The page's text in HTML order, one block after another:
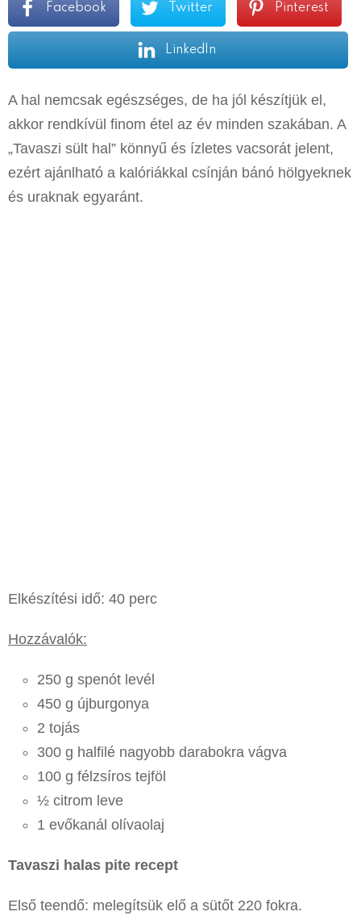
Facebook Twitter Pinterest
LinkedIn
A hal nemcsak egészséges, de ha jól készítjük el,
akkor rendkívül finom étel az év minden szakában. A
„Tavaszi sült hal” könnyű és ízletes vacsorát jelent,
ezért ajánlható a kalóriákkal csínján bánó hölgyeknek
és uraknak egyaránt.
Elkészítési idő: 40 perc
Hozzávalók:
250 g spenót levél
450 g újburgonya
2 tojás
300 g halfilé nagyobb darabokra vágva
100 g félzsíros tejföl
½ citrom leve
1 evőkanál olívaolaj
Tavaszi halas pite recept
Első teendő: melegítsük elő a sütőt 220 fokra.